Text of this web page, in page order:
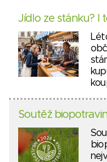
Jídlo ze stánku? I
Soutěž